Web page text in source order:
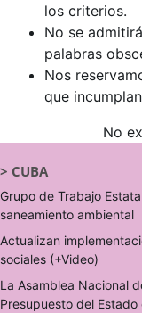
los criterios.
No se
palabras
Nos
que
No
> CUBA
Grupo de Trabajo
saneamiento ambiental
Actualizan
sociales (+Video)
La Asamblea Nacional
Presupuesto del